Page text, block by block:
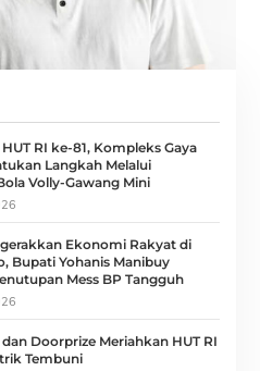
RI ke-81, Kompleks Gaya
Langkah Melalui
Volly-Gawang Mini
Ekonomi Rakyat di
Bupati Yohanis Manibuy
Mess BP Tangguh
Doorprize Meriahkan HUT RI
Tembuni